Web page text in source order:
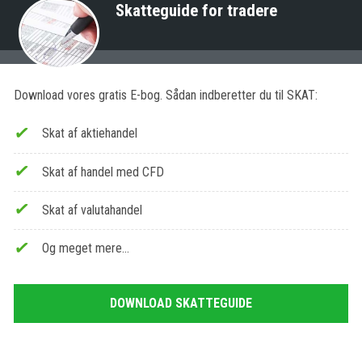
Skatteguide for tradere
Download vores gratis E-bog. Sådan indberetter du til SKAT:
Skat af aktiehandel
Skat af handel med CFD
Skat af valutahandel
Og meget mere…
DOWNLOAD SKATTEGUIDE